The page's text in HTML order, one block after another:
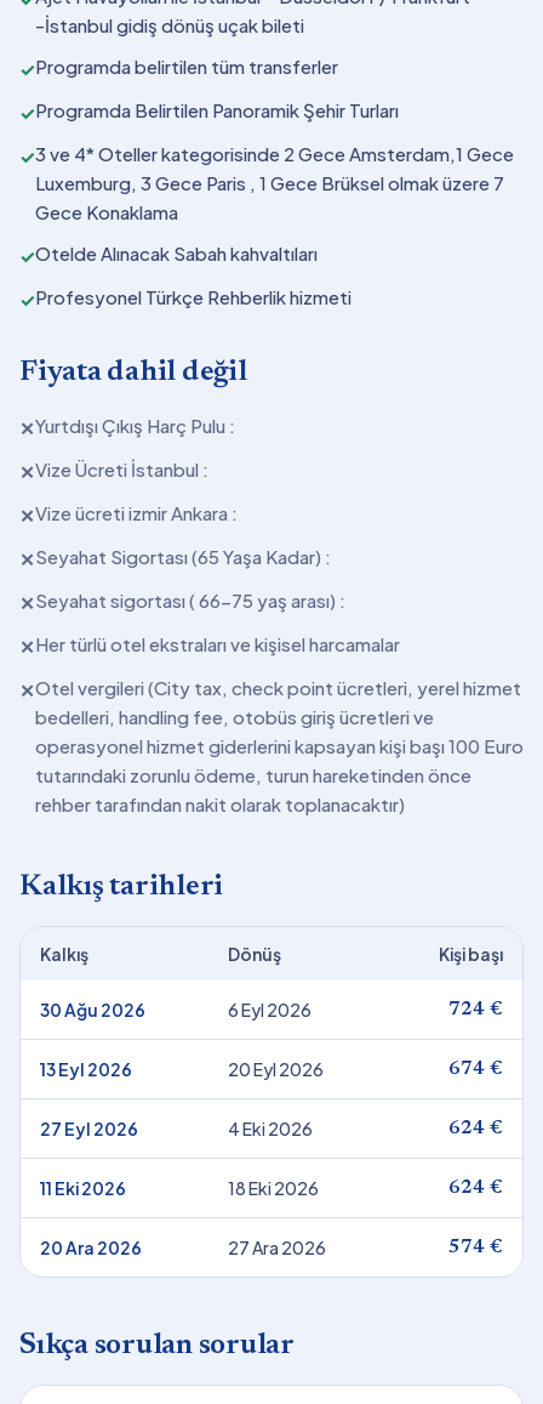
-İstanbul gidiş dönüş uçak bileti
✓Programda belirtilen tüm transferler
✓Programda Belirtilen Panoramik Şehir Turları
✓3 ve 4* Oteller kategorisinde 2 Gece Amsterdam,1 Gece
Luxemburg, 3 Gece Paris , 1 Gece Brüksel olmak üzere 7
Gece Konaklama
✓Otelde Alınacak Sabah kahvaltıları
✓Profesyonel Türkçe Rehberlik hizmeti
Fiyata dahil değil
✕Yurtdışı Çıkış Harç Pulu :
✕Vize Ücreti İstanbul :
✕Vize ücreti izmir Ankara :
✕Seyahat Sigortası (65 Yaşa Kadar) :
✕Seyahat sigortası ( 66-75 yaş arası) :
✕Her türlü otel ekstraları ve kişisel harcamalar
✕Otel vergileri (City tax, check point ücretleri, yerel hizmet
bedelleri, handling fee, otobüs giriş ücretleri ve
operasyonel hizmet giderlerini kapsayan kişi başı 100 Euro
tutarındaki zorunlu ödeme, turun hareketinden önce
rehber tarafından nakit olarak toplanacaktır)
Kalkış tarihleri
Kalkış Dönüş Kişi başı
30 Ağu 2026 6 Eyl 2026 724 €
13 Eyl 2026 20 Eyl 2026 674 €
27 Eyl 2026 4 Eki 2026 624 €
11 Eki 2026 18 Eki 2026 624 €
20 Ara 2026 27 Ara 2026 574 €
Sıkça sorulan sorular